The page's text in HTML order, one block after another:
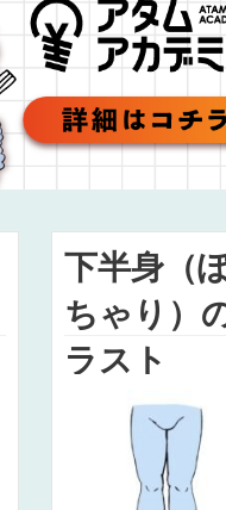
下半身（
ちゃり）
ラスト